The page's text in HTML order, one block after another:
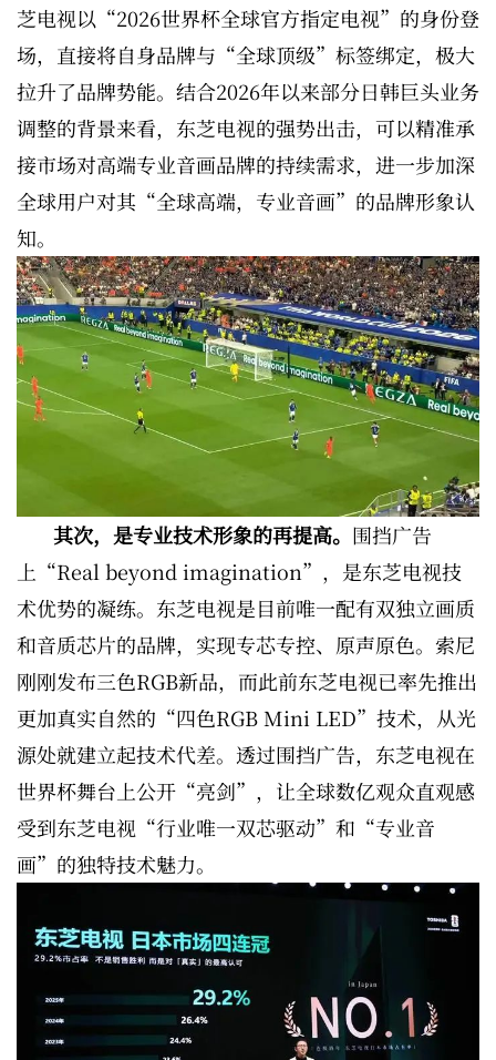
芝电视以“2026世界杯全球官方指定电视”的身份登
场，直接将自身品牌与“全球顶级”标签绑定，极大
拉升了品牌势能。结合2026年以来部分日韩巨头业务
调整的背景来看，东芝电视的强势出击，可以精准承
接市场对高端专业音画品牌的持续需求，进一步加深
全球用户对其“全球高端，专业音画”的品牌形象认
知。
其次，是专业技术形象的再提高。 围挡广告
上“Real beyond imagination”，是东芝电视技
术优势的凝练。东芝电视是目前唯一配有双独立画质
和音质芯片的品牌，实现专芯专控、原声原色。索尼
刚刚发布三色RGB新品，而此前东芝电视已率先推出
更加真实自然的“四色RGB Mini LED”技术，从光
源处就建立起技术代差。透过围挡广告，东芝电视在
世界杯舞台上公开“亮剑”，让全球数亿观众直观感
受到东芝电视“行业唯一双芯驱动”和“专业音
画”的独特技术魅力。